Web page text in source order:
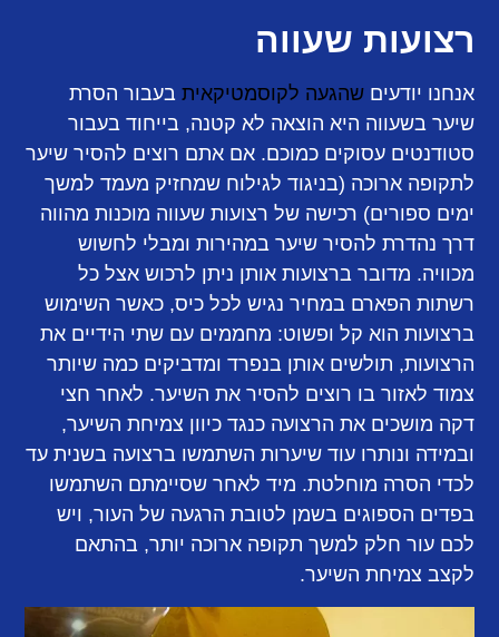
רצועות שעווה
אנחנו יודעיםשהגעה לקוסמטיקאית בעבור הסרת
שיער בשעווה היא הוצאה לא קטנה, בייחוד בעבור
סטודנטים עסוקים כמוכם. אם אתם רוצים להסיר שיער
לתקופה ארוכה (בניגוד לגילוח שמחזיק מעמד למשך
ימים ספורים) רכישה של רצועות שעווה מוכנות מהווה
דרך נהדרת להסיר שיער במהירות ומבלי לחשוש
מכוויה. מדובר ברצועות אותן ניתן לרכוש אצל כל
רשתות הפארם במחיר נגיש לכל כיס, כאשר השימוש
ברצועות הוא קל ופשוט: מחממים עם שתי הידיים את
הרצועות, תולשים אותן בנפרד ומדביקים כמה שיותר
צמוד לאזור בו רוצים להסיר את השיער. לאחר חצי
דקה מושכים את הרצועה כנגד כיוון צמיחת השיער,
ובמידה ונותרו עוד שיערות השתמשו ברצועה בשנית עד
לכדי הסרה מוחלטת. מיד לאחר שסיימתם השתמשו
בפדים הספוגים בשמן לטובת הרגעה של העור, ויש
לכם עור חלק למשך תקופה ארוכה יותר, בהתאם
לקצב צמיחת השיער.